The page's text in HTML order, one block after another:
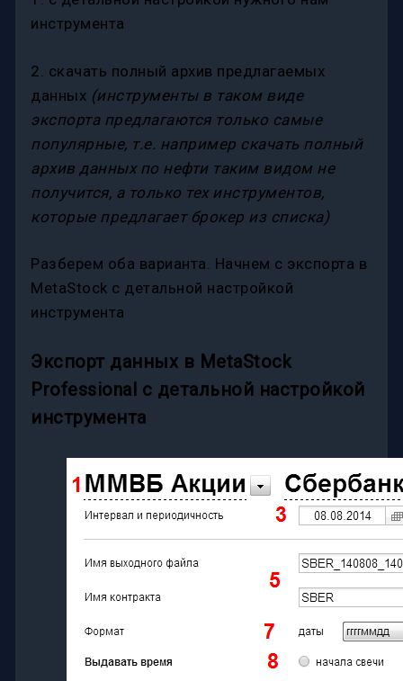
инструмента
2. скачать полный архив предлагаемых
данных (инструменты в таком виде
экспорта предлагаются только самые
популярные, т.е. например скачать полный
архив данных по нефти таким видом не
получится, а только тех инструментов,
которые предлагает брокер из списка)
Разберем оба варианта. Начнем с экспорта в
MetaStock с детальной настройкой
инструмента
Экспорт данных в MetaStock
Professional с детальной настройкой
инструмента